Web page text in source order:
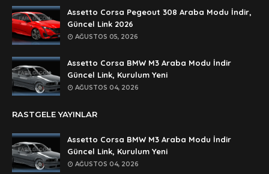
🥰🥰🥰
Anonymous
dedezıplatan31 beğend👌
Anonymous
rar dosyasının şifresi nedir
Anonymous
lan şifre ne şifre
Assetto Corsa Pegeout 308 Araba Modu İndir,
Güncel Link 2026
AĞUSTOS 05, 2026
Assetto Corsa BMW M3 Araba Modu İndir
Güncel Link, Kurulum Yeni
AĞUSTOS 04, 2026
RASTGELE YAYINLAR
Assetto Corsa BMW M3 Araba Modu İndir
Güncel Link, Kurulum Yeni
AĞUSTOS 04, 2026